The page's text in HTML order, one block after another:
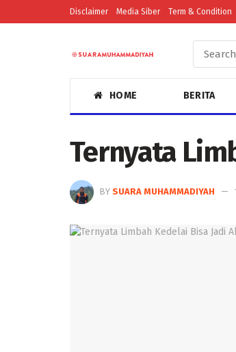
Disclaimer Media Siber Term & Condition
HOME BERITA
Ternyata
BY SUARA MUHAMMADIYAH